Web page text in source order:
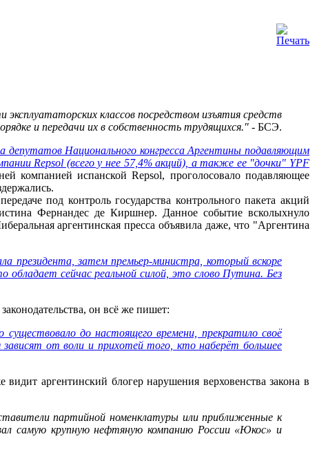
эксплуататорских классов посредством изъятия средств
и передачи их в собственность трудящихся." - БСЭ.
депутатов Национального конгресса Аргентины подавляющим
Repsol (всего у нее 57,4% акций), а также ее "дочки" YPF
компанией испанской Repsol, проголосовало подавляющее
под контроль государства контрольного пакета акций
Фернандес де Киршнер. Данное событие всколыхнуло
аргентинская пресса объявила даже, что "Аргентина
президента, затем премьер-министра, который вскоре
обладает сейчас реальной силой, это слово Путина. Без
он всё же пишет:
до настоящего времени, прекратило своё
от воли и прихотей того, кто наберёт большее
аргентинский блогер нарушения верховенства закона в
партийной номенклатуры или приближенные к
самую крупную нефтяную компанию России «Юкос» и